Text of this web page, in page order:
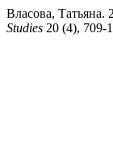
Власова, Татьяна.
Studies 20 (4), 709-